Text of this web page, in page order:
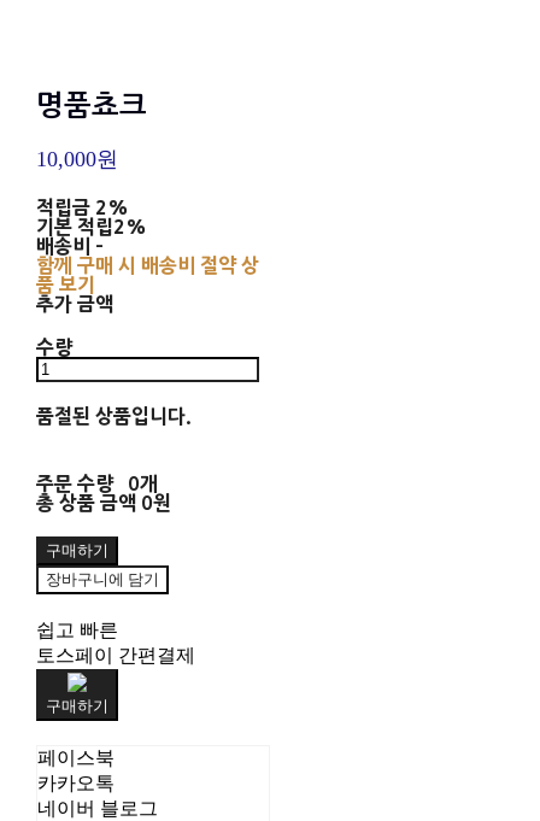
명품쵸크
10,000원
적립금 2%
기본 적립2%
배송비 -
함께 구매 시 배송비 절약 상
품 보기
추가 금액
수량
품절된 상품입니다.
주문 수량
0개
총 상품 금액 0원
구매하기
장바구니에 담기
쉽고 빠른
토스페이 간편결제
구매하기
페이스북
카카오톡
네이버 블로그